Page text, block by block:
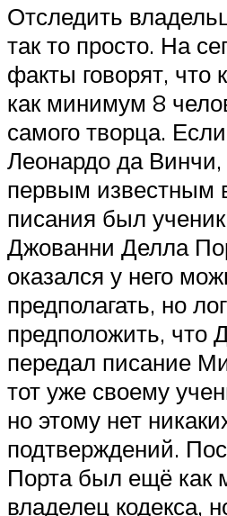
Отследить
так то просто. На
факты говорят, что
как минимум 8
самого творца.
Леонардо да Винчи,
первым известным
писания был
Джованни Делла
оказался у него
предполагать, но
предположить, что
передал писание
тот уже своему
но этому нет
подтверждений.
Порта был ещё как
владелец кодекса,